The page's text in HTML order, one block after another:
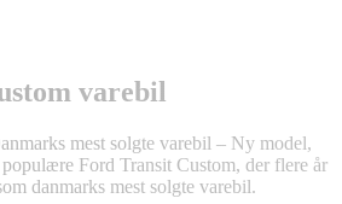
varebil
mest solgte varebil – Ny model,
Ford Transit Custom, der flere år
danmarks mest solgte varebil.